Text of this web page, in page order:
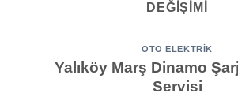
DEĞIŞIMI
OTO ELEKTRIK
Yalıköy Marş Dinamo
Servisi